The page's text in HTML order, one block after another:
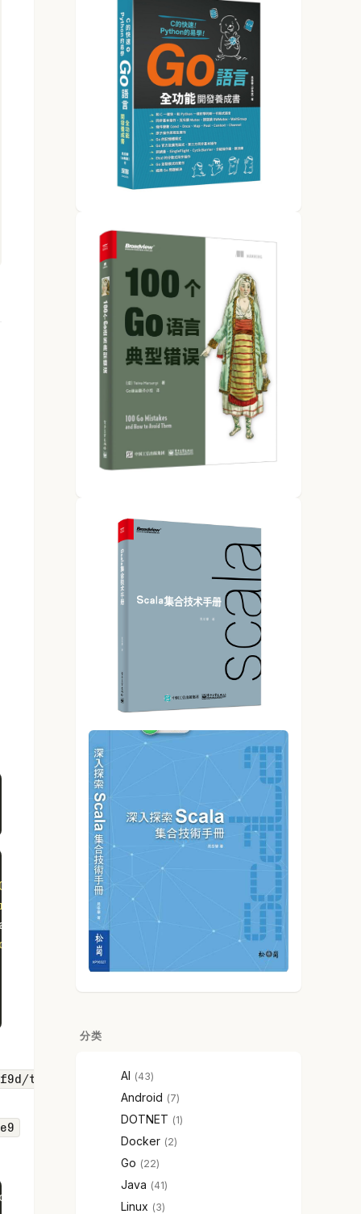
T/
jd9v5dd95p570hkztblb8ht40000gn/T/
nodes you just spawned, use this command
T/
temp_faucet_keys
0/
分类
AI 43
Android 7
DOTNET 1
Docker 2
Go 22
Java 41
Linux 3